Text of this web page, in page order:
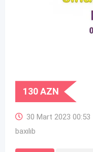
130AZN
30 Mart 2023 00:53
baxılıb